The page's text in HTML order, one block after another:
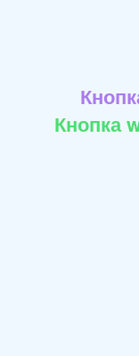
Кнопка